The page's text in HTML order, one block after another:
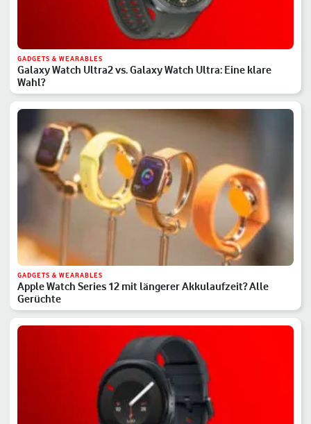
GADGETS & WEARABLES
Galaxy Watch Ultra2 vs. Galaxy Watch Ultra: Eine klare
Wahl?
GADGETS & WEARABLES
Apple Watch Series 12 mit längerer Akkulaufzeit? Alle
Gerüchte